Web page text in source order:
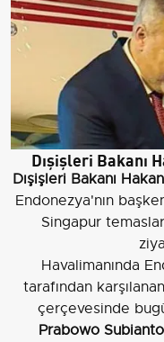
Dışişleri Bakanı
Dışişleri Bakanı
Endonezya'nın
Singapur
Havalimanında
tarafından
çerçevesinde
Prabowo Subianto